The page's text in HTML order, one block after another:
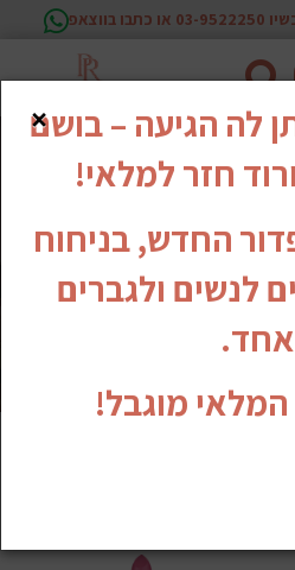
×
לה הגיעה – בושם
חזר למלאי!
החדש, בניחוח
לנשים ולגברים
מוגבל!